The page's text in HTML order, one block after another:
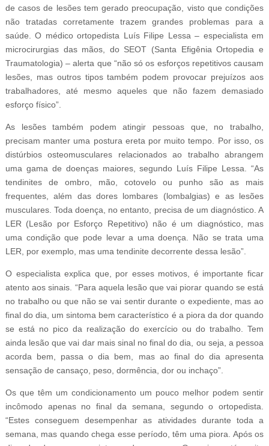
de casos de lesões tem gerado preocupação, visto que condições
não tratadas corretamente trazem grandes problemas para a
saúde. O médico ortopedista Luís Filipe Lessa – especialista em
microcirurgias das mãos, do SEOT (Santa Efigênia Ortopedia e
Traumatologia) – alerta que “não só os esforços repetitivos causam
lesões, mas outros tipos também podem provocar prejuízos aos
trabalhadores, até mesmo aqueles que não fazem demasiado
esforço físico”.
As lesões também podem atingir pessoas que, no trabalho,
precisam manter uma postura ereta por muito tempo. Por isso, os
distúrbios osteomusculares relacionados ao trabalho abrangem
uma gama de doenças maiores, segundo Luís Filipe Lessa. “As
tendinites de ombro, mão, cotovelo ou punho são as mais
frequentes, além das dores lombares (lombalgias) e as lesões
musculares. Toda doença, no entanto, precisa de um diagnóstico. A
LER (Lesão por Esforço Repetitivo) não é um diagnóstico, mas
uma condição que pode levar a uma doença. Não se trata uma
LER, por exemplo, mas uma tendinite decorrente dessa lesão”.
O especialista explica que, por esses motivos, é importante ficar
atento aos sinais. “Para aquela lesão que vai piorar quando se está
no trabalho ou que não se vai sentir durante o expediente, mas ao
final do dia, um sintoma bem característico é a piora da dor quando
se está no pico da realização do exercício ou do trabalho. Tem
ainda lesão que vai dar mais sinal no final do dia, ou seja, a pessoa
acorda bem, passa o dia bem, mas ao final do dia apresenta
sensação de cansaço, peso, dormência, dor ou inchaço”.
Os que têm um condicionamento um pouco melhor podem sentir
incômodo apenas no final da semana, segundo o ortopedista.
“Estes conseguem desempenhar as atividades durante toda a
semana, mas quando chega esse período, têm uma piora. Após os